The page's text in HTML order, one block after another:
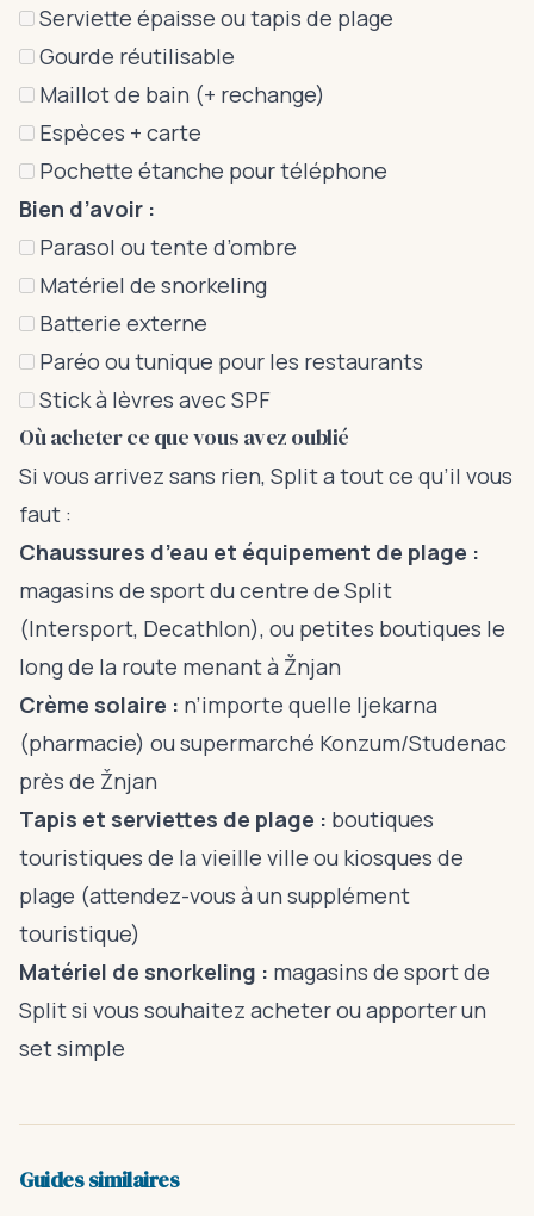
Serviette épaisse ou tapis de plage
Gourde réutilisable
Maillot de bain (+ rechange)
Espèces + carte
Pochette étanche pour téléphone
Bien d’avoir :
Parasol ou tente d’ombre
Matériel de snorkeling
Batterie externe
Paréo ou tunique pour les restaurants
Stick à lèvres avec SPF
Où acheter ce que vous avez oublié
Si vous arrivez sans rien, Split a tout ce qu’il vous
faut :
Chaussures d’eau et équipement de plage :
magasins de sport du centre de Split
(Intersport, Decathlon), ou petites boutiques le
long de la route menant à Žnjan
Crème solaire : n’importe quelle ljekarna
(pharmacie) ou supermarché Konzum/Studenac
près de Žnjan
Tapis et serviettes de plage : boutiques
touristiques de la vieille ville ou kiosques de
plage (attendez-vous à un supplément
touristique)
Matériel de snorkeling : magasins de sport de
Split si vous souhaitez acheter ou apporter un
set simple
Guides similaires